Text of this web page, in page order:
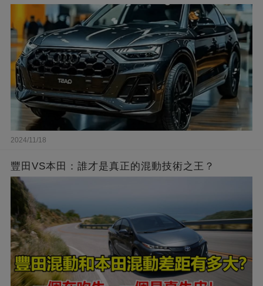
2024/11/18
豐田VS本田：誰才是真正的混動技術之王？